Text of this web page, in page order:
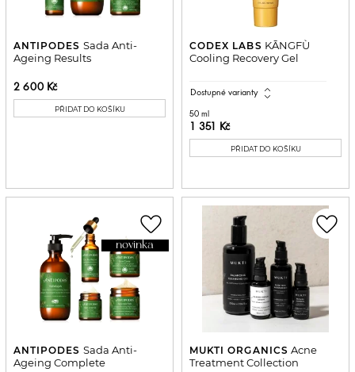
ANTIPODES Sada Anti-
Ageing Results
2 600 Kč
PŘIDAT DO KOŠÍKU
CODEX LABS KĀNGFÙ
Cooling Recovery Gel
Dostupné varianty expand_all
50 ml
1 351 Kč
PŘIDAT DO KOŠÍKU
ANTIPODES Sada Anti-
Ageing Complete
novinka
favorite_border
MUKTI ORGANICS Acne
Treatment Collection
favorite_border